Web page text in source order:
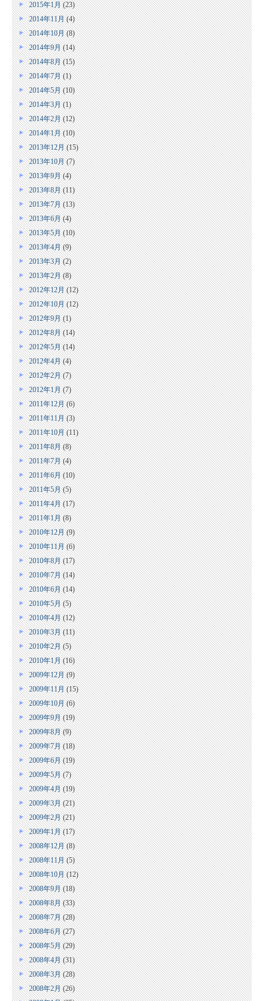
2015年1月(23)
2014年11月(4)
2014年10月(8)
2014年9月(14)
2014年8月(15)
2014年7月(1)
2014年5月(10)
2014年3月(1)
2014年2月(12)
2014年1月(10)
2013年12月(15)
2013年10月(7)
2013年9月(4)
2013年8月(11)
2013年7月(13)
2013年6月(4)
2013年5月(10)
2013年4月(9)
2013年3月(2)
2013年2月(8)
2012年12月(12)
2012年10月(12)
2012年9月(1)
2012年8月(14)
2012年5月(14)
2012年4月(4)
2012年2月(7)
2012年1月(7)
2011年12月(6)
2011年11月(3)
2011年10月(11)
2011年8月(8)
2011年7月(4)
2011年6月(10)
2011年5月(5)
2011年4月(17)
2011年1月(8)
2010年12月(9)
2010年11月(6)
2010年8月(17)
2010年7月(14)
2010年6月(14)
2010年5月(5)
2010年4月(12)
2010年3月(11)
2010年2月(5)
2010年1月(16)
2009年12月(9)
2009年11月(15)
2009年10月(6)
2009年9月(19)
2009年8月(9)
2009年7月(18)
2009年6月(19)
2009年5月(7)
2009年4月(19)
2009年3月(21)
2009年2月(21)
2009年1月(17)
2008年12月(8)
2008年11月(5)
2008年10月(12)
2008年9月(18)
2008年8月(33)
2008年7月(28)
2008年6月(27)
2008年5月(29)
2008年4月(31)
2008年3月(28)
2008年2月(26)